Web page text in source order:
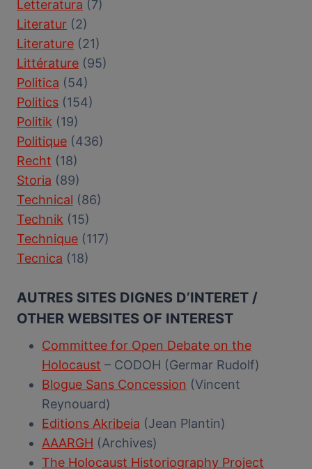
Letteratura (7)
Literatur (2)
Literature (21)
Littérature (95)
Politica (54)
Politics (154)
Politik (19)
Politique (436)
Recht (18)
Storia (89)
Technical (86)
Technik (15)
Technique (117)
Tecnica (18)
AUTRES SITES DIGNES D’INTERET /
OTHER WEBSITES OF INTEREST
Committee for Open Debate on the
Holocaust – CODOH (Germar Rudolf)
Blogue Sans Concession (Vincent
Reynouard)
Editions Akribeia (Jean Plantin)
AAARGH (Archives)
The Holocaust Historiography Project